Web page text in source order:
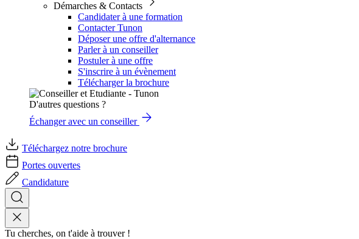
Démarches & Contacts
Candidater à une formation
Contacter Tunon
Déposer une offre d'alternance
Parler à un conseiller
Postuler à une offre
S'inscrire à un évènement
Télécharger la brochure
D'autres questions ?
Échanger avec un conseiller
Téléchargez notre brochure
Portes ouvertes
Candidature
Tu cherches, on t'aide à trouver !